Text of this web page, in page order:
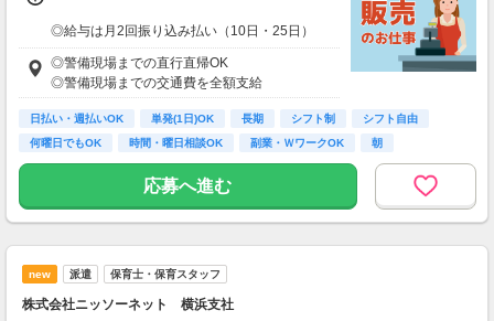
◎給与は月2回振り込み払い（10日・25日）
◎日払い制度の利用も可能（規定あり）
◎有資格者は日給+2,000円（一般路線は+1,000
円）
◎資格取得費用は当社全額負担
※65歳以上の方は下記給与になります
70～79歳：夜勤／日給1万2,500円
◎警備現場までの直行直帰OK
◎警備現場までの交通費を全額支給
日払い・週払いOK 単発(1日)OK 長期 シフト制
シフト自由
何曜日でもOK
時間・曜日相談OK 副業・ＷワークOK 朝
応募へ進む
new 派遣 保育士・保育スタッフ
株式会社ニッソーネット 横浜支社